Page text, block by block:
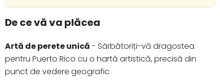
De ce vă va plăcea
Artă de perete unică - Sărbătoriți-vă dragostea
pentru Puerto Rico cu o hartă artistică, precisă din
punct de vedere geografic